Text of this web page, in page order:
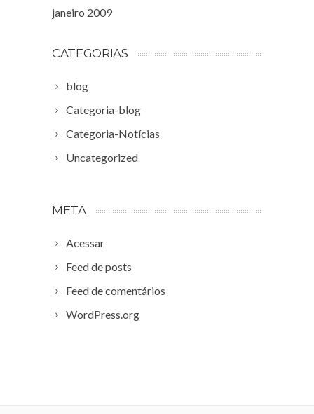
janeiro 2009
CATEGORIAS
blog
Categoria-blog
Categoria-Notícias
Uncategorized
META
Acessar
Feed de posts
Feed de comentários
WordPress.org